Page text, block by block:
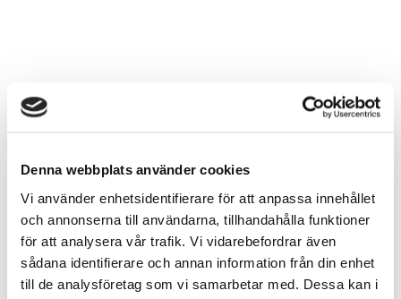
Denna webbplats använder cookies
Vi använder enhetsidentifierare för att anpassa innehållet
och annonserna till användarna, tillhandahålla funktioner
för att analysera vår trafik. Vi vidarebefordrar även
sådana identifierare och annan information från din enhet
till de analysföretag som vi samarbetar med. Dessa kan i
499,00 SEK
Längd